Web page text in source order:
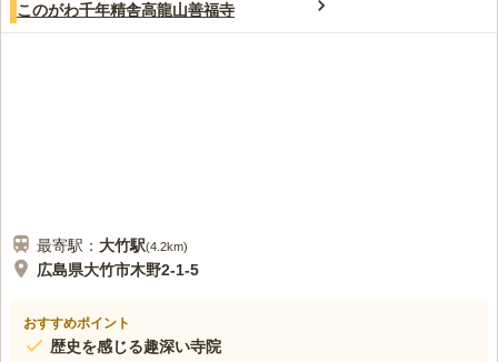
このがわ千年精舎高龍山善福寺
最寄駅： 大竹駅(4.2km)
広島県大竹市木野2-1-5
おすすめポイント
歴史を感じる趣深い寺院